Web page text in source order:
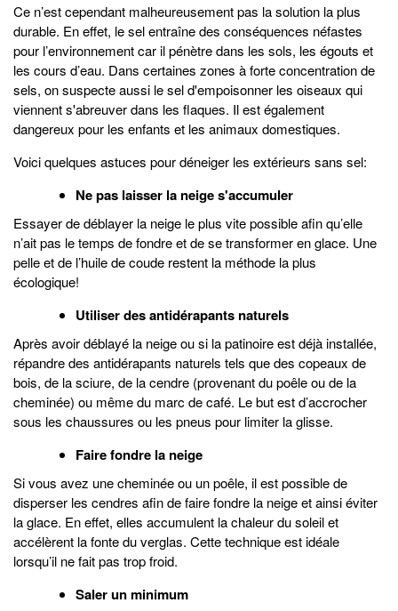
Ce n’est cependant malheureusement pas la solution la plus
durable. En effet, le sel entraîne des conséquences néfastes
pour l’environnement car il pénètre dans les sols, les égouts et
les cours d’eau. Dans certaines zones à forte concentration de
sels, on suspecte aussi le sel d'empoisonner les oiseaux qui
viennent s'abreuver dans les flaques. Il est également
dangereux pour les enfants et les animaux domestiques.
Voici quelques astuces pour déneiger les extérieurs sans sel:
Ne pas laisser la neige s'accumuler
Essayer de déblayer la neige le plus vite possible afin qu’elle
n’ait pas le temps de fondre et de se transformer en glace. Une
pelle et de l’huile de coude restent la méthode la plus
écologique!
Utiliser des antidérapants naturels
Après avoir déblayé la neige ou si la patinoire est déjà installée,
répandre des antidérapants naturels tels que des copeaux de
bois, de la sciure, de la cendre (provenant du poêle ou de la
cheminée) ou même du marc de café. Le but est d’accrocher
sous les chaussures ou les pneus pour limiter la glisse.
Faire fondre la neige
Si vous avez une cheminée ou un poêle, il est possible de
disperser les cendres afin de faire fondre la neige et ainsi éviter
la glace. En effet, elles accumulent la chaleur du soleil et
accélèrent la fonte du verglas. Cette technique est idéale
lorsqu’il ne fait pas trop froid.
Saler un minimum